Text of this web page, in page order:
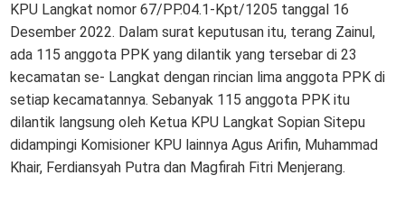
KPU Langkat nomor 67/PP.04.1-Kpt/1205 tanggal 16
Desember 2022. Dalam surat keputusan itu, terang Zainul,
ada 115 anggota PPK yang dilantik yang tersebar di 23
kecamatan se- Langkat dengan rincian lima anggota PPK di
setiap kecamatannya. Sebanyak 115 anggota PPK itu
dilantik langsung oleh Ketua KPU Langkat Sopian Sitepu
didampingi Komisioner KPU lainnya Agus Arifin, Muhammad
Khair, Ferdiansyah Putra dan Magfirah Fitri Menjerang.